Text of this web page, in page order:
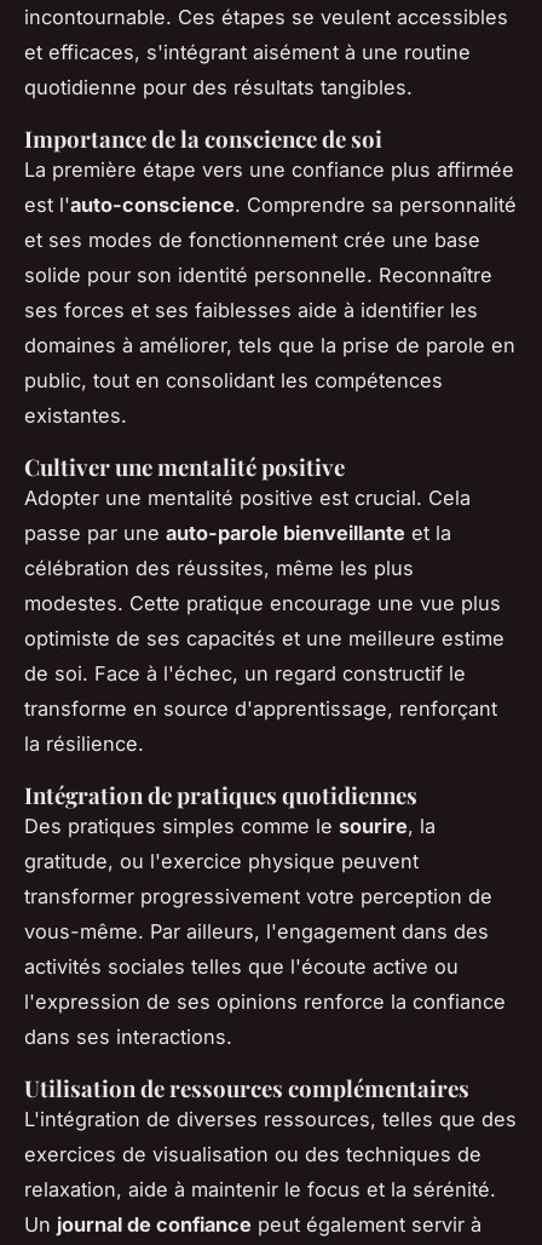
incontournable. Ces étapes se veulent accessibles
et efficaces, s'intégrant aisément à une routine
quotidienne pour des résultats tangibles.
Importance de la conscience de soi
La première étape vers une confiance plus affirmée
est l'auto-conscience. Comprendre sa personnalité
et ses modes de fonctionnement crée une base
solide pour son identité personnelle. Reconnaître
ses forces et ses faiblesses aide à identifier les
domaines à améliorer, tels que la prise de parole en
public, tout en consolidant les compétences
existantes.
Cultiver une mentalité positive
Adopter une mentalité positive est crucial. Cela
passe par une auto-parole bienveillante et la
célébration des réussites, même les plus
modestes. Cette pratique encourage une vue plus
optimiste de ses capacités et une meilleure estime
de soi. Face à l'échec, un regard constructif le
transforme en source d'apprentissage, renforçant
la résilience.
Intégration de pratiques quotidiennes
Des pratiques simples comme le sourire, la
gratitude, ou l'exercice physique peuvent
transformer progressivement votre perception de
vous-même. Par ailleurs, l'engagement dans des
activités sociales telles que l'écoute active ou
l'expression de ses opinions renforce la confiance
dans ses interactions.
Utilisation de ressources complémentaires
L'intégration de diverses ressources, telles que des
exercices de visualisation ou des techniques de
relaxation, aide à maintenir le focus et la sérénité.
Un journal de confiance peut également servir à